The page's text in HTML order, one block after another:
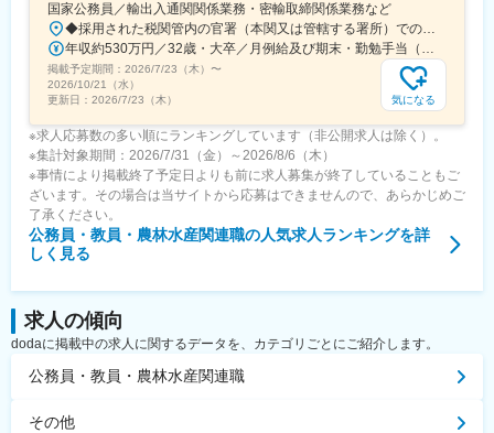
国家公務員／輸出入通関関係業務・密輸取締関係業務など
◆採用された税関管内の官署（本関又は管轄する署所）での勤務となります。採用後は、他の官署に転勤（含、住居を異にする転勤）することもあります。【参考】税関の管轄区域https://www.customs.go.jp/zeikan/zeikan-kankatsu.pdf【各税関の本関（本部）の所在地】・函館税関本関（北海道函館市海岸町24-4）・東京税関本関（東京都江東区青海2-7-11）・横浜税関本関（神奈川県横浜市中区海岸通1-1）・名古屋税関本関（愛知県名古屋市港区入船2-3-12）・大阪税関本関（大阪府大阪市港区築港4-10-3）・神戸税関本関（兵庫県神戸市中央区新港町12-1）・門司税関本関（福岡県北九州市門司区西海岸町1-3-10）・長崎税関本関（長崎県長崎市出島町1-36）・沖縄地区税関本関（沖縄県那覇市おもろまち2-1-1 6F）
年収約530万円／32歳・大卒／月例給及び期末・勤勉手当（東京都特別区勤務） ※上記モデル例は、参考であり、個人の経歴や業務内容等を踏まえての算定
掲載予定期間： 2026/7/23（木） 〜
2026/10/21（水）
更新日： 2026/7/23（木） 気になる
※求人応募数の多い順にランキングしています（非公開求人は除く）。
※集計対象期間：2026/7/31（金）～2026/8/6（木）
※事情により掲載終了予定日よりも前に求人募集が終了していることもご
ざいます。その場合は当サイトから応募はできませんので、あらかじめご
了承ください。
公務員・教員・農林水産関連職の人気求人ランキングを詳
しく見る
求人の傾向
dodaに掲載中の求人に関するデータを、カテゴリごとにご紹介します。
公務員・教員・農林水産関連職
その他